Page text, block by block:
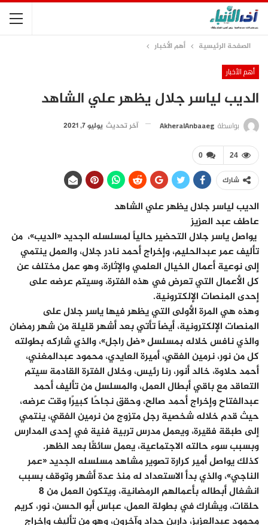
الصفحة الرئيسية أهم الأخبار
أهم الأخبار
الديب لياسر جلال يظهر علي الشاهد
بواسطة AkheralAnbaaeg آخر تحديث يوليو 7, 2021
0 24
شارك
الديب لياسر جلال يظهر علي الشاهد
عاطف عبد العزيز
يواصل ياسر جلال التحضير حالياً لمسلسله الجديد «الديب»، من
تأليف عمر عبدالحليم، وإخراج أحمد نادر جلال، والعمل ينتمي
إلى نوعية أعمال الخيال العلمي والإثارة، وهو عمل مختلف عن
كل الأعمال التي تعرض في هذه الفترة، وسيتم عرضه على
إحدى المنصات الإلكترونية.
وهذه هي المرة الأولى التي يظهر فيها ياسر جلال على
المنصات الإلكترونية، أيضاً تأتي بعد أشهر قليلة من شهر رمضان
والذي نافس خلاله بمسلسل «ضل راجل»، والذي شاركه بطولته
كل من نور، نرمين الفقي، أميرة العايدي، محمود عبدالمغني،
أحمد حلاوة، خالد أنور، رنا رئيس، وخلال الفترة القادمة سيتم
التعاقد مع باقي أبطال العمل، والمسلسل من تأليف أحمد
عبدالفتاح وإخراج أحمد صالح، وحقق نجاحًا كبيرًا وقت عرضه،
حيث قدم خلاله شخصية رجل متزوج من نرمين الفقي، ينتمي
إلى طبقة فقيرة، ويعمل مدرس تربية فنية في إحدى المدارس
وبسبب سوء حالته الاجتماعية، يعمل سائقًا بعد الظهر.
كذلك يواصل أمير كرارة تصوير مشاهد مسلسله الجديد «عمر
الناجي»، والذي بدأ الاستعداد له منذ عدة أشهر وتوقف بسبب
انشغال أبطاله بأعمالهم الرمضانية، ويتكون العمل من 8
حلقات، ويشارك في بطولة العمل، عباس أبو الحسن، نور، كريم
محمود عبدالعزيز، دارين حداد وآخرون، وهو من تأليف وإخراج